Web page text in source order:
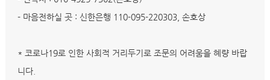
- 마음전하실 곳 : 신한은행 110-095-220303, 손호상
* 코로나19로 인한 사회적 거리두기로 조문의 어려움을 혜량 바랍
니다.